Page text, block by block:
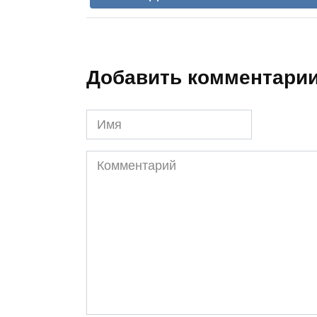
Добавить
Имя
Комментарий